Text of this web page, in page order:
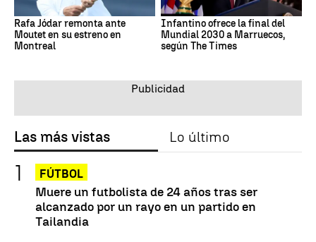
Rafa Jódar remonta ante
Moutet en su estreno en
Montreal
Infantino ofrece la final del
Mundial 2030 a Marruecos,
según The Times
Las más vistas Lo último
FÚTBOL
Muere un futbolista de 24 años tras ser
alcanzado por un rayo en un partido en
Tailandia